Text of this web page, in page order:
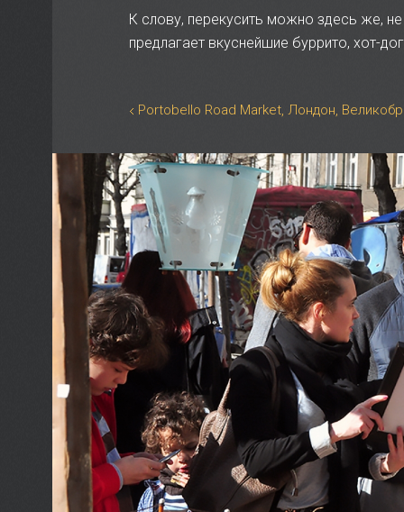
К слову, перекусить можно здесь же,
предлагает вкуснейшие буррито, хот-
Portobello Road Market, Лондон,